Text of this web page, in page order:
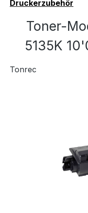
Druckerzubehör
Toner-
5135K
Tonrec